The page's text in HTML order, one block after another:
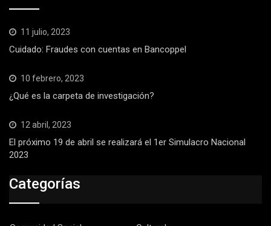
11 julio, 2023
Cuidado: Fraudes con cuentas en Bancoppel
10 febrero, 2023
¿Qué es la carpeta de investigación?
12 abril, 2023
El próximo 19 de abril se realizará el 1er Simulacro Nacional
2023
Categorías